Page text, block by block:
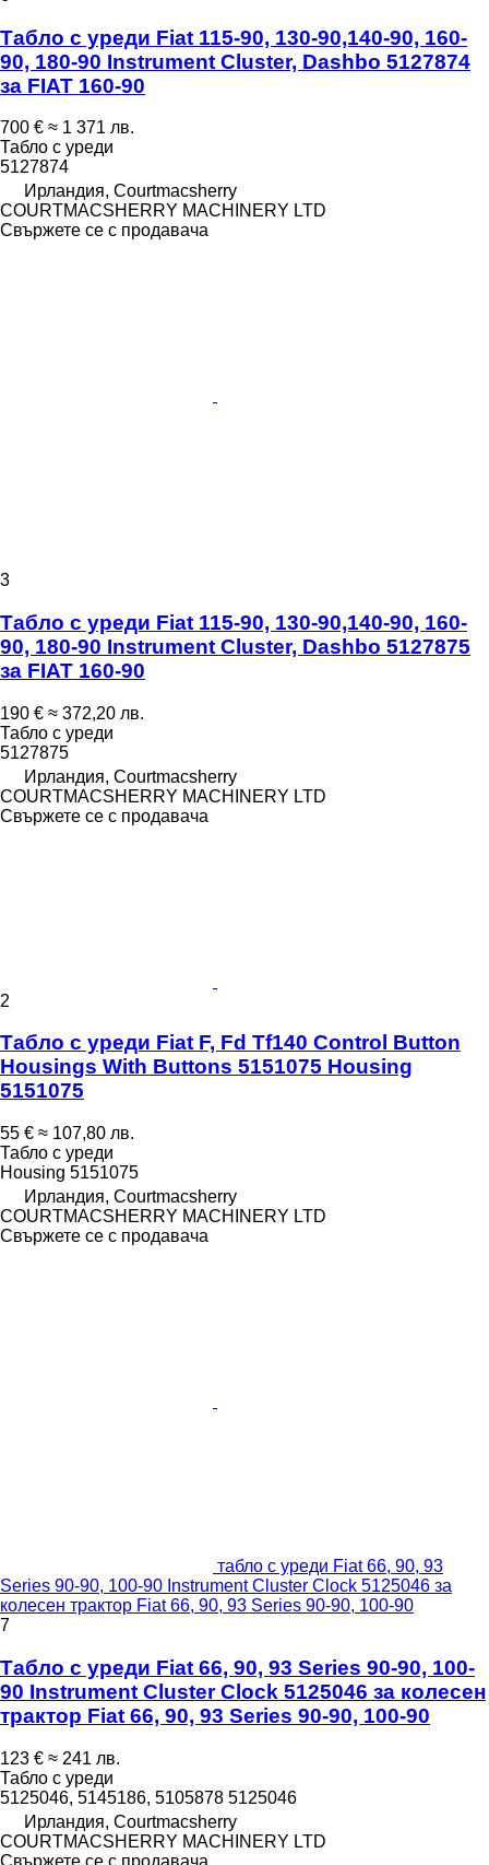
Табло с уреди Fiat 115-90, 130-90,140-90, 160-
90, 180-90 Instrument Cluster, Dashbo 5127874
за FIAT 160-90
700 € ≈ 1 371 лв.
Табло с уреди
5127874
Ирландия, Courtmacsherry
COURTMACSHERRY MACHINERY LTD
Свържете се с продавача
3
Табло с уреди Fiat 115-90, 130-90,140-90, 160-
90, 180-90 Instrument Cluster, Dashbo 5127875
за FIAT 160-90
190 € ≈ 372,20 лв.
Табло с уреди
5127875
Ирландия, Courtmacsherry
COURTMACSHERRY MACHINERY LTD
Свържете се с продавача
2
Табло с уреди Fiat F, Fd Tf140 Control Button
Housings With Buttons 5151075 Housing
5151075
55 € ≈ 107,80 лв.
Табло с уреди
Housing 5151075
Ирландия, Courtmacsherry
COURTMACSHERRY MACHINERY LTD
Свържете се с продавача
табло с уреди Fiat 66, 90, 93
Series 90-90, 100-90 Instrument Cluster Clock 5125046 за
колесен трактор Fiat 66, 90, 93 Series 90-90, 100-90
7
Табло с уреди Fiat 66, 90, 93 Series 90-90, 100-
90 Instrument Cluster Clock 5125046 за колесен
трактор Fiat 66, 90, 93 Series 90-90, 100-90
123 € ≈ 241 лв.
Табло с уреди
5125046, 5145186, 5105878 5125046
Ирландия, Courtmacsherry
COURTMACSHERRY MACHINERY LTD
Свържете се с продавача